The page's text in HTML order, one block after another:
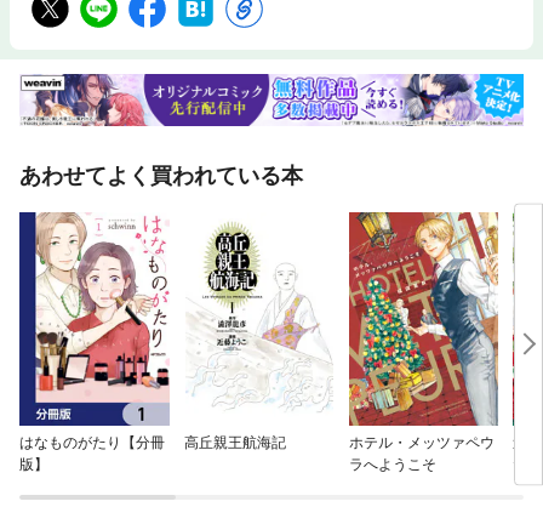
あわせてよく買われている本
はなものがたり【分冊
版】
高丘親王航海記
ホテル・メッツァペウ
ラへようこそ
逃
た
き